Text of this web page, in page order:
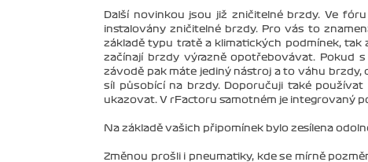
Další novinkou jsou již zničitelné brzdy. Ve
instalovány zničitelné brzdy. Pro vás to
základě typu tratě a klimatických podmínek, tak
začínají brzdy výrazně opotřebovávat. Pokud
závodě pak máte jediný nástroj a to váhu
síl působící na brzdy. Doporučuji také
ukazovat. V rFactoru samotném je integrovaný
Na základě vašich připomínek bylo zesílena
Změnou prošli i pneumatiky, kde se mírně